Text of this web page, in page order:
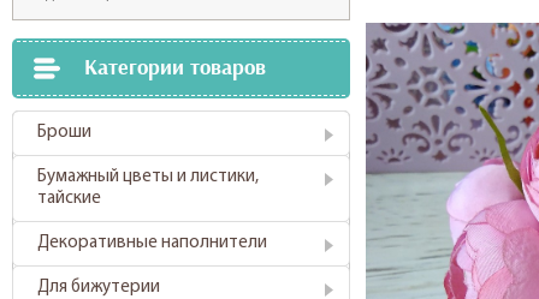
Категории товаров
Броши
Бумажный цветы и листики,
тайские
Декоративные наполнители
Для бижутерии